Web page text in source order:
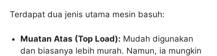
Terdapat dua jenis utama mesin basuh:
Muatan Atas (Top Load): Mudah digunakan
dan biasanya lebih murah. Namun, ia mungkin